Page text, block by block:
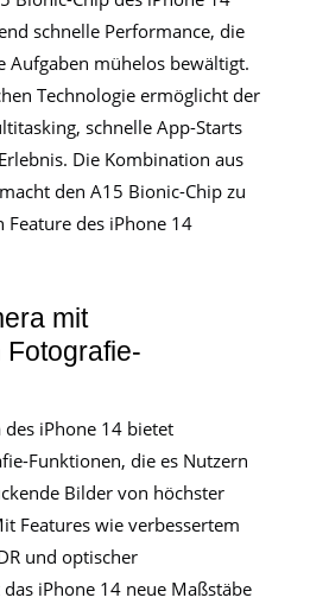
schnelle Performance, die
Aufgaben mühelos bewältigt.
Technologie ermöglicht der
schnelle App-Starts
Die Kombination aus
den A15 Bionic-Chip zu
Feature des iPhone 14
mit
iPhone 14 bietet
Funktionen, die es Nutzern
Bilder von höchster
Features wie verbessertem
und optischer
iPhone 14 neue Maßstäbe